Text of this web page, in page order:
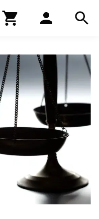
Avaa navigaatio